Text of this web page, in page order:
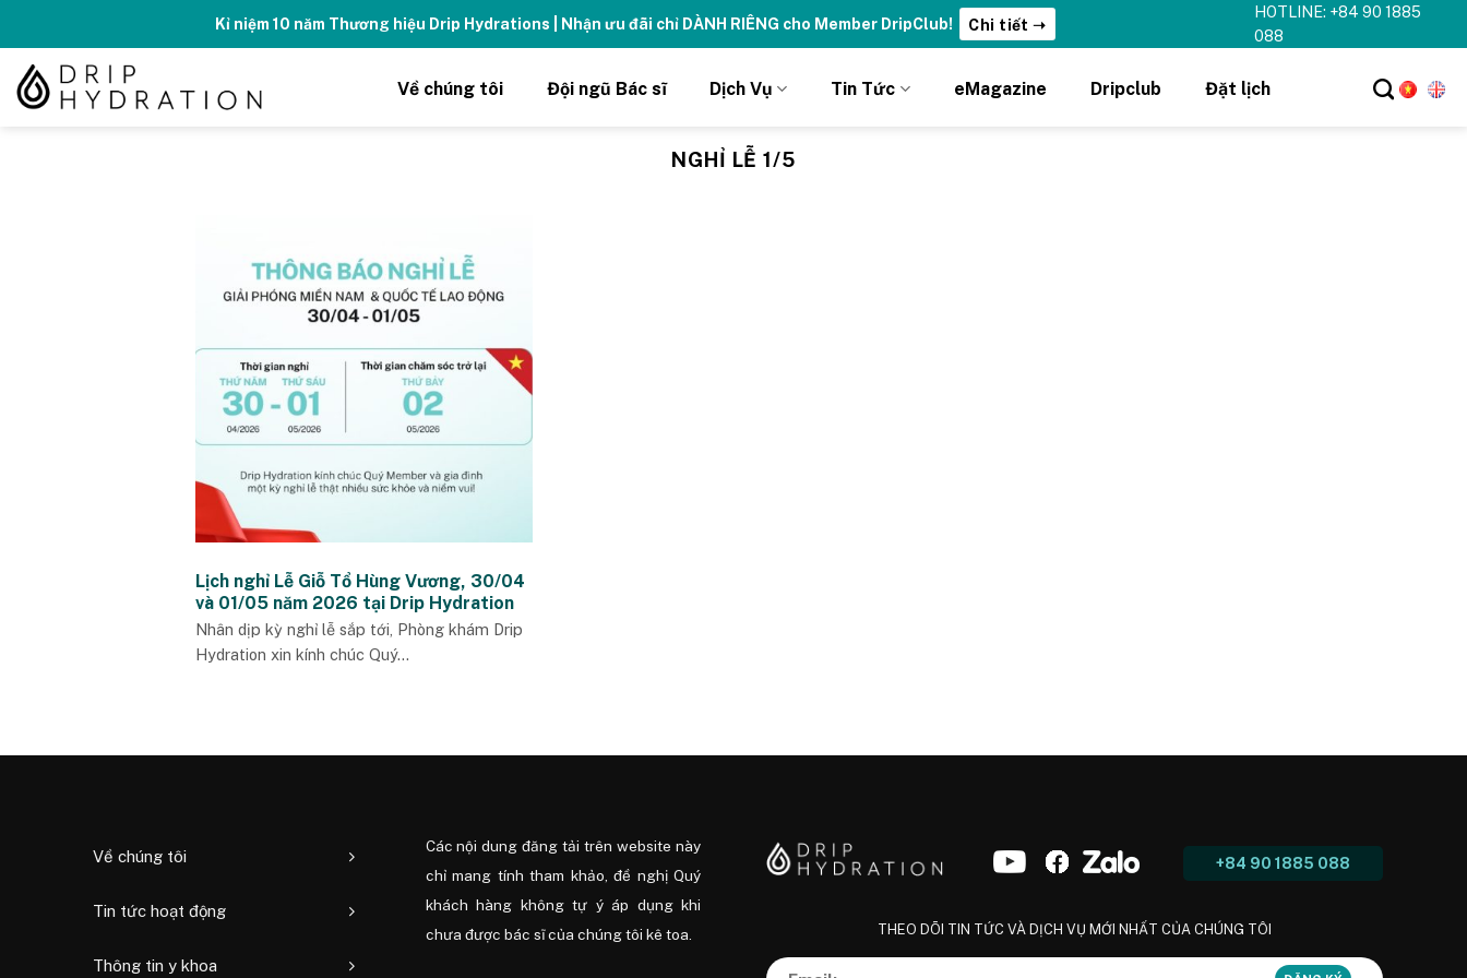
content
Kỉ niệm 10 năm Thương hiệu Drip Hydrations | Nhận ưu đãi chỉ DÀNH RIÊNG cho Member DripClub! Chi tiết ➝
HOTLINE: +84 90 1885
088
Về chúng tôi Đội ngũ Bác sĩ Dịch Vụ Tin Tức eMagazine Dripclub Đặt lịch
NGHỈ LỄ 1/5
Lịch nghỉ Lễ Giỗ Tổ Hùng Vương, 30/04
và 01/05 năm 2026 tại Drip Hydration
Nhân dịp kỳ nghỉ lễ sắp tới, Phòng khám Drip
Hydration xin kính chúc Quý...
Về chúng tôi
Tin tức hoạt động
Thông tin y khoa
Các nội dung đăng tải trên website này
chỉ mang tính tham khảo, đề nghị Quý
khách hàng không tự ý áp dụng khi
chưa được bác sĩ của chúng tôi kê toa.
+84 90 1885 088
THEO DÕI TIN TỨC VÀ DỊCH VỤ MỚI NHẤT CỦA CHÚNG TÔI